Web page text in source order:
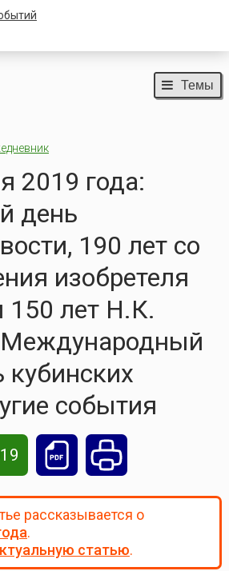
Темы
2019 года:
день
190 лет со
изобретеля
лет Н.К.
Международный
кубинских
события
рассказывается о
.
статью.